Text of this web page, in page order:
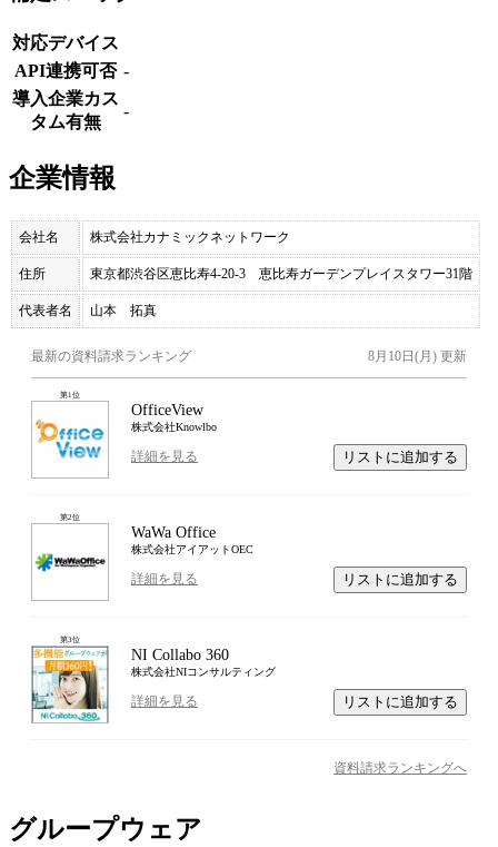
対応デバイス
API連携可否 -
導入企業カス
タム有無
-
企業情報
会社名 株式会社カナミックネットワーク
住所 東京都渋谷区恵比寿4-20-3 恵比寿ガーデンプレイスタワー31階
代表者名 山本 拓真
最新の資料請求ランキング 8月10日(月) 更新
第1位
OfficeView
株式会社Knowlbo
詳細を見る リストに追加する
第2位
WaWa Office
株式会社アイアットOEC
詳細を見る リストに追加する
第3位
NI Collabo 360
株式会社NIコンサルティング
詳細を見る リストに追加する
資料請求ランキングへ
グループウェア